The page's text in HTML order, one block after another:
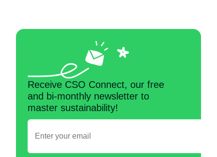
Receive CSO Connect, our free
and bi-monthly newsletter to
master sustainability!